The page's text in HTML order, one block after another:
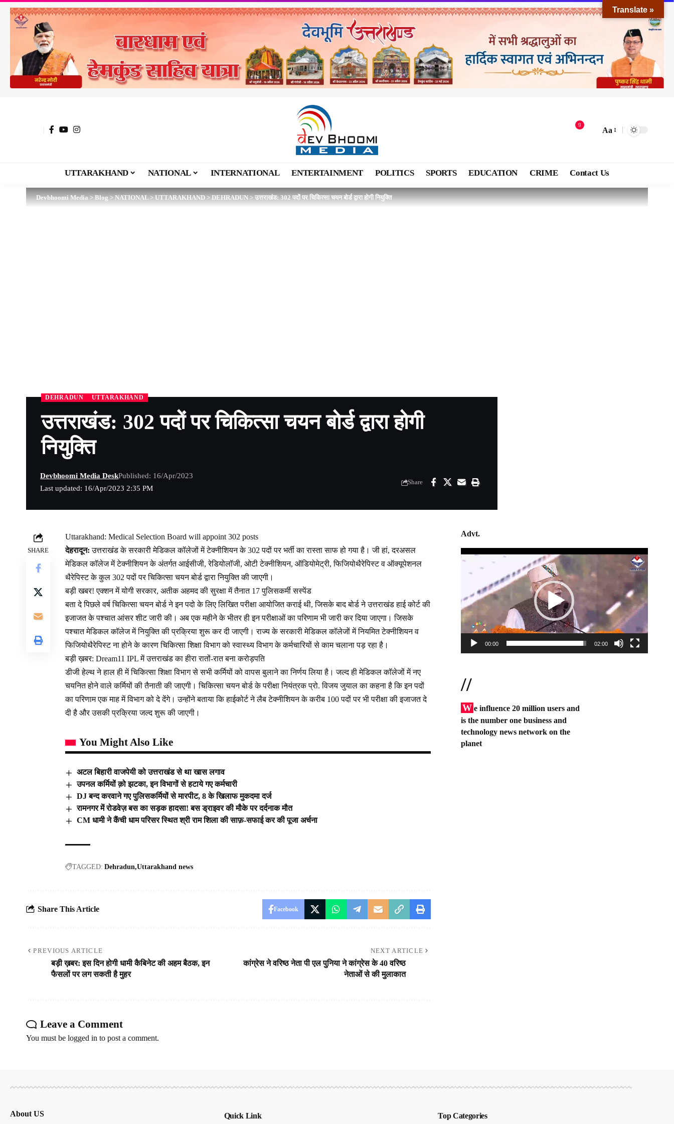
9
Aa
UTTARAKHAND NATIONAL INTERNATIONAL ENTERTAINMENT POLITICS SPORTS EDUCATION CRIME Contact Us
Devbhoomi Media>Blog>NATIONAL>UTTARAKHAND>DEHRADUN>उत्तराखंड: 302 पदों पर चिकित्सा चयन बोर्ड द्वारा होगी नियुक्ति
DEHRADUN UTTARAKHAND
उत्तराखंड: 302 पदों पर चिकित्सा चयन बोर्ड द्वारा होगी
नियुक्ति
Last updated: 16/Apr/2023 2:35 PM
Devbhoomi Media DeskPublished: 16/Apr/2023
Share
SHARE
Uttarakhand: Medical Selection Board will appoint 302 posts
देहरादून: उत्तराखंड के सरकारी मेडिकल कॉलेजों में टेक्नीशियन के 302 पदों पर भर्ती का रास्ता साफ हो गया है। जी हां, दरअसल
मेडिकल कॉलेज में टेक्नीशियन के अंतर्गत आईसीजी, रेडियोलॉजी, ओटी टेक्नीशियन, ऑडियोमेट्री, फिजियोथैरेपिस्ट व ऑक्यूपेशनल
थैरेपिस्ट के कुल 302 पदों पर चिकित्सा चयन बोर्ड द्वारा नियुक्ति की जाएगी।
बड़ी खबर! एक्शन में योगी सरकार, अतीक अहमद की सुरक्षा में तैनात 17 पुलिसकर्मी सस्पेंड
बता दे पिछले वर्ष चिकित्सा चयन बोर्ड ने इन पदो के लिए लिखित परीक्षा आयोजित कराई थी, जिसके बाद बोर्ड ने उत्तराखंड हाई कोर्ट की
इजाजत के पश्चात आंसर शीट जारी की। अब एक महीने के भीतर ही इन परीक्षाओं का परिणाम भी जारी कर दिया जाएगा। जिसके
पश्चात मेडिकल कॉलेज में नियुक्ति की प्रक्रिया शुरू कर दी जाएगी। राज्य के सरकारी मेडिकल कॉलेजों में नियमित टेक्नीशियन व
फिजियोथैरेपिस्ट ना होने के कारण चिकित्सा शिक्षा विभाग को स्वास्थ्य विभाग के कर्मचारियों से काम चलाना पड़ रहा है।
बड़ी ख़बर: Dream11 IPL में उत्तराखंड का हीरा रातों-रात बना करोड़पति
डीजी हेल्थ ने हाल ही में चिकित्सा शिक्षा विभाग से सभी कर्मियों को वापस बुलाने का निर्णय लिया है। जल्द ही मेडिकल कॉलेजों में नए
चयनित होने वाले कर्मियों की तैनाती की जाएगी। चिकित्सा चयन बोर्ड के परीक्षा नियंत्रक प्रो. विजय जुयाल का कहना है कि इन पदों
का परिणाम एक माह में विभाग को दे देंगे। उन्होंने बताया कि हाईकोर्ट ने लैब टेक्नीशियन के करीब 100 पदों पर भी परीक्षा की इजाजत दे
दी है और उसकी प्रक्रिया जल्द शुरू की जाएगी।
You Might Also Like
अटल बिहारी वाजपेयी को उत्तराखंड से था खास लगाव
उपनल कर्मियों क़ो झटका, इन विभागों से हटाये गए कर्मचारी
DJ बन्द करवाने गए पुलिसकर्मियों से मारपीट, 8 के खिलाफ मुकदमा दर्ज
रामनगर में रोडवेज़ बस का सड़क हादसा! बस ड्राइवर की मौके पर दर्दनाक मौत
CM धामी ने कैंची धाम परिसर स्थित श्री राम शिला की साफ़-सफाई कर की पूजा अर्चना
TAGGED: Dehradun Uttarakhand news
Share This Article Facebook
PREVIOUS ARTICLE
बड़ी ख़बर: इस दिन होगी धामी कैबिनेट की अहम बैठक, इन
फैसलों पर लग सकती है मुहर
NEXT ARTICLE
कांग्रेस ने वरिष्ठ नेता पी एल पुनिया ने कांग्रेस के 40 वरिष्ठ
नेताओं से की मुलाकात
Leave a Comment
You must be logged in to post a comment.
Advt.
Video
00:00 02:00
//
W e influence 20 million users and
is the number one business and
technology news network on the
planet
About US Quick Link Top Categories
Translate »